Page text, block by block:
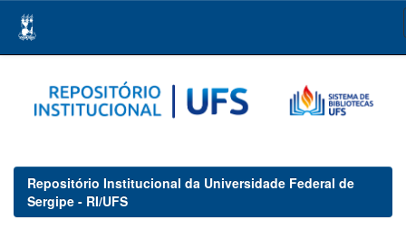
navigation
Repositório Institucional da Universidade Federal de
Sergipe - RI/UFS